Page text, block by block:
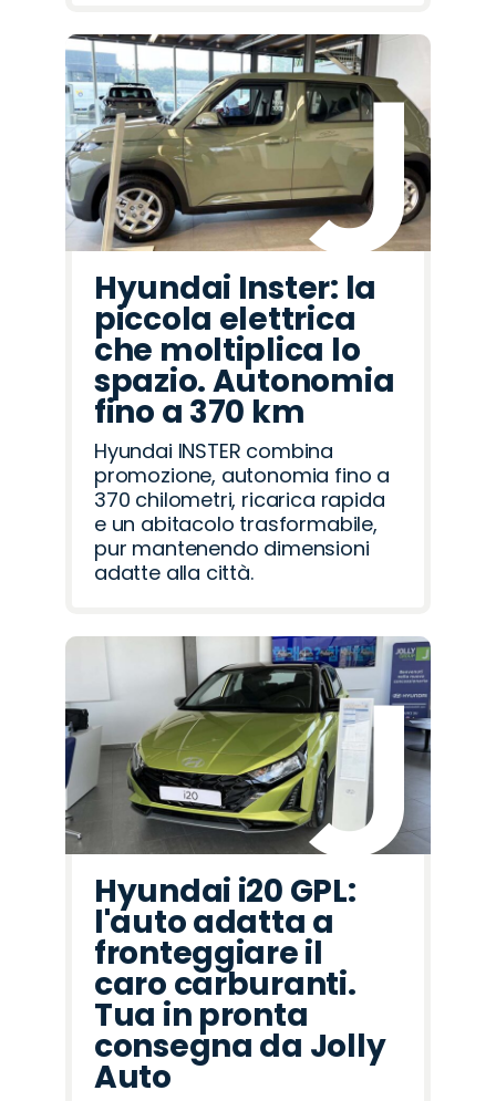
Hyundai Inster: la
piccola elettrica
che moltiplica lo
spazio. Autonomia
fino a 370 km
Hyundai INSTER combina
promozione, autonomia fino a
370 chilometri, ricarica rapida
e un abitacolo trasformabile,
pur mantenendo dimensioni
adatte alla città.
Hyundai i20 GPL:
l'auto adatta a
fronteggiare il
caro carburanti.
Tua in pronta
consegna da Jolly
Auto